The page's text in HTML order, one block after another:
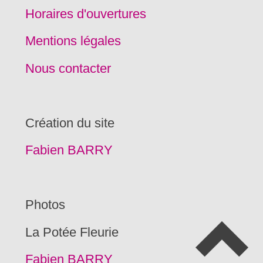
Horaires d'ouvertures
Mentions légales
Nous contacter
Création du site
Fabien BARRY
Photos
La Potée Fleurie
Fabien BARRY